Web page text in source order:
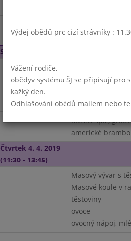
divoká rýže
Středa 3. 4. 2019 (11:30 - 13:45)
Zeleninové rizoto
ovocný nápoj,
Kuřecí špíz,
americké
Čtvrtek 4. 4. 2019
(11:30 - 13:45)
Masový vývar s
Masové koule v
těstoviny
ovoce
ovocný nápoj,
Výdej obědů pro cizí strávníky :
Vážení rodiče,
obědyv systému ŠJ se připisují pro
kažký den.
Odhlašování obědů mailem nebo